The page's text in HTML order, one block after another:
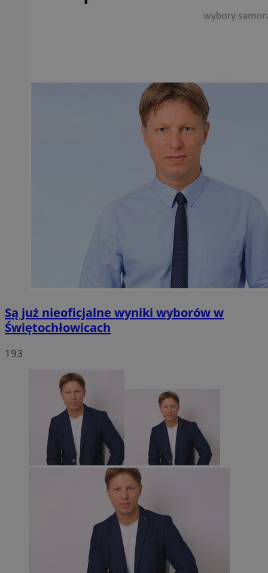
Są już nieoficjalne wyniki wyborów w
Świętochłowicach
193